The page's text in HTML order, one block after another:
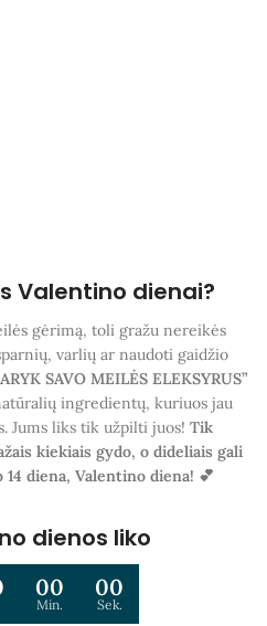
Valentino dienai?
gėrimą, toli gražu nereikės
varlių ar naudoti gaidžio
SAVO MEILĖS ELEKSYRUS”
ingredientų, kuriuos jau
Jums liks tik užpilti juos! Tik
kiekiais gydo, o dideliais gali
diena, Valentino diena! 💕
dienos liko
00
Min.
00
Sek.